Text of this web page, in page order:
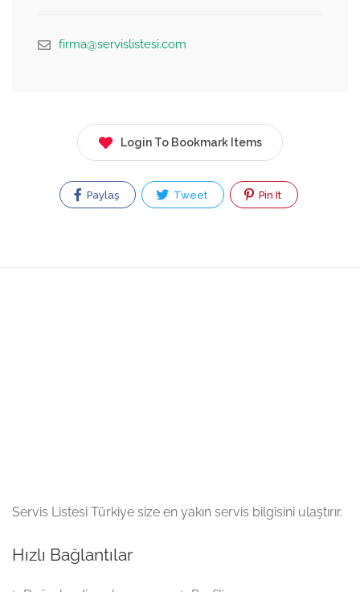
firma@servislistesi.com
Login To Bookmark Items
Paylaş Tweet Pin It
Servis Listesi Türkiye size en yakın servis bilgisini ulaştırır.
Hızlı Bağlantılar